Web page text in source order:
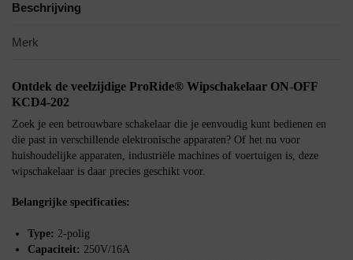
Beschrijving
Merk
Ontdek de veelzijdige ProRide® Wipschakelaar ON-OFF
KCD4-202
Zoek je een betrouwbare schakelaar die je eenvoudig kunt bedienen en
die past in verschillende elektronische apparaten? Of het nu voor
huishoudelijke apparaten, industriële machines of voertuigen is, deze
wipschakelaar is daar precies geschikt voor.
Belangrijke specificaties:
Type: 2-polig
Capaciteit: 250V/16A